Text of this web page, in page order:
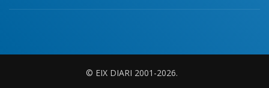
© EIX DIARI 2001-2026.